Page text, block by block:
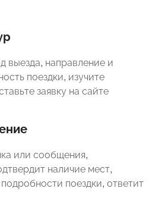
выезда, направление и
поездки, изучите
заявку на сайте
или сообщения,
наличие мест,
поездки, ответит